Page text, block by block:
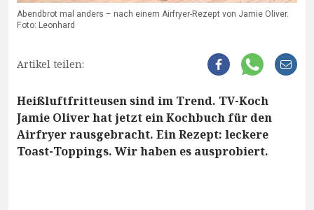
Abendbrot mal anders – nach einem Airfryer-Rezept von Jamie Oliver.
Foto: Leonhard
Artikel teilen:
Heißluftfritteusen sind im Trend. TV-Koch
Jamie Oliver hat jetzt ein Kochbuch für den
Airfryer rausgebracht. Ein Rezept: leckere
Toast-Toppings. Wir haben es ausprobiert.